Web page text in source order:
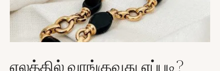
ஏலத்தில் வாங்குவது எப்படி?